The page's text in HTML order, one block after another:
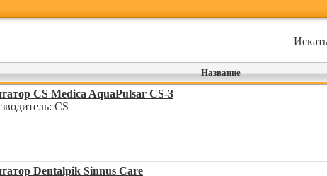
Название
CS Medica AquaPulsar CS-3
CS
Dentalpik Sinnus Care